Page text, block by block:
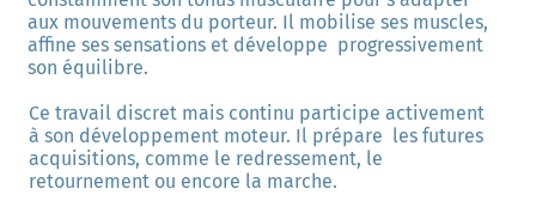
aux mouvements du porteur. Il mobilise ses muscles,
affine ses sensations et développe  progressivement
son équilibre.
Ce travail discret mais continu participe activement
à son développement moteur. Il prépare  les futures
acquisitions, comme le redressement, le
retournement ou encore la marche.